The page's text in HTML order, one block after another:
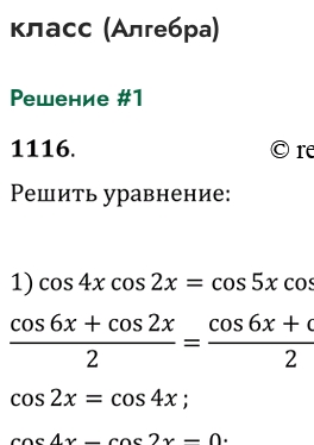
класс (Алгебра)
Решение #1